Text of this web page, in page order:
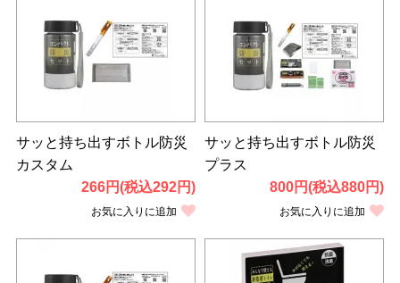
サッと持ち出すボトル防災
カスタム
266円(税込292円)
お気に入りに追加
サッと持ち出すボトル防災
プラス
800円(税込880円)
お気に入りに追加